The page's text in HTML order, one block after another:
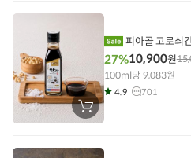
에
장
바
에
피아골 고로쇠
27%10,900원
100ml당 9,083원
4.9 701